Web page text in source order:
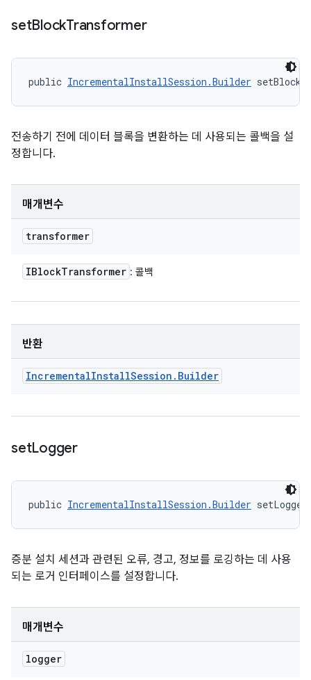
setBlockTransformer
public IncrementalInstallSession.Builder
전송하기 전에 데이터 블록을 변환하는 데 사용되는 콜백을 설
정합니다.
매개변수
transformer
IBlockTransformer : 콜백
반환
IncrementalInstallSession . Builder
setLogger
public IncrementalInstallSession.Builder
증분 설치 세션과 관련된 오류, 경고, 정보를 로깅하는 데 사용
되는 로거 인터페이스를 설정합니다.
매개변수
logger